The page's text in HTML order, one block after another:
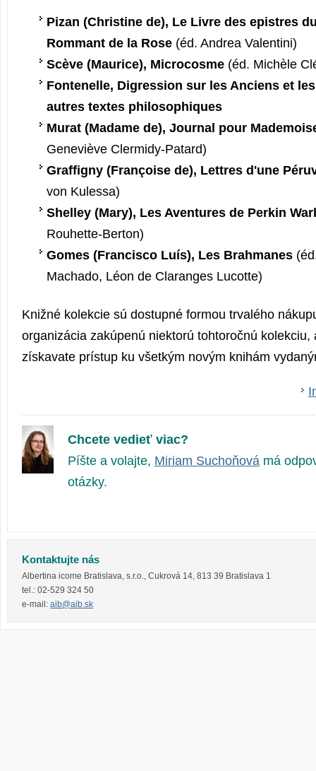
Pizan (Christine de), Le Livre des epistres
Rommant de la Rose(éd. Andrea Valentini)
Scève (Maurice), Microcosme(éd. Michèle
Fontenelle, Digression sur les Anciens et
autres textes philosophiques
Murat (Madame de), Journal pour
Geneviève Clermidy-Patard)
Graffigny (Françoise de), Lettres d'une
von Kulessa)
Shelley (Mary), Les Aventures de Perkin
Rouhette-Berton)
Gomes (Francisco Luís), Les Brahmanes
Machado, Léon de Claranges Lucotte)
Knižné kolekcie sú dostupné formou trvalého
organizácia zakúpenú niektorú tohtoročnú kolekciu,
získavate prístup ku všetkým novým knihám
Chcete vedieť viac?
Píšte a volajte, Miriam Suchoňová má
otázky.
Kontaktujte nás
Albertina icome Bratislava, s.r.o., Cukrová 14, 813 39 Bratislava 1
tel.: 02-529 324 50
e-mail: aib@aib.sk